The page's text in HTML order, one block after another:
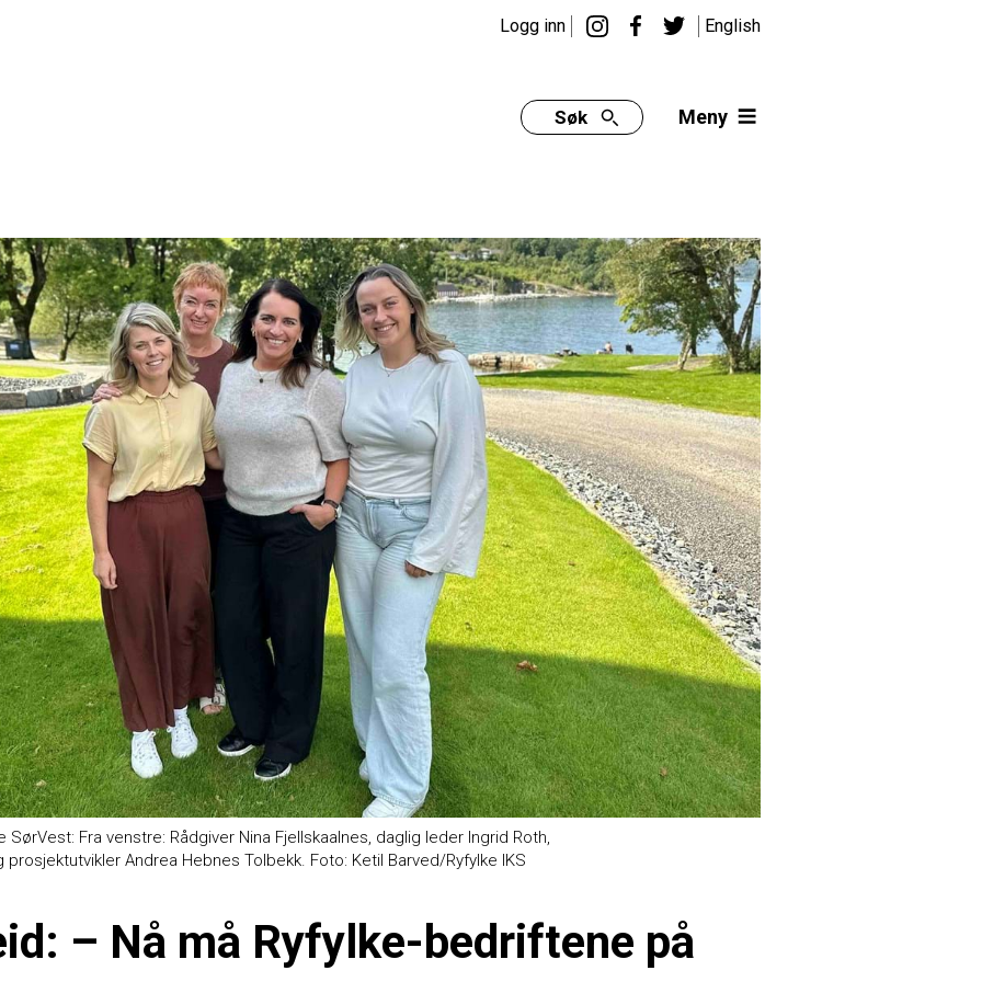
Logg inn English
Søk Meny
Fra venstre: Rådgiver Nina Fjellskaalnes, daglig leder Ingrid Roth,
Andrea Hebnes Tolbekk. Foto: Ketil Barved/Ryfylke IKS
– Nå må Ryfylke-bedriftene på